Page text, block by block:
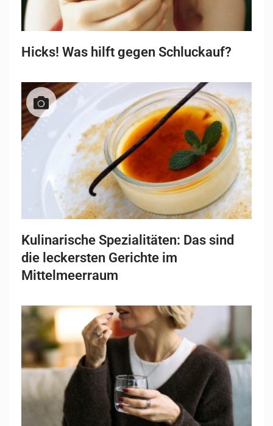
Hicks! Was hilft gegen Schluckauf?
Kulinarische Spezialitäten: Das sind
die leckersten Gerichte im
Mittelmeerraum